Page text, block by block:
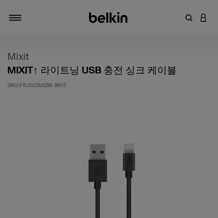
키워드
Mixit
MIXIT↑ 라이트닝 USB 충전 싱크 케이블
SKU:F8J023bt2M-WHT